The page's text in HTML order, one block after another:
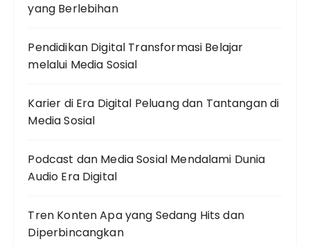
yang Berlebihan
Pendidikan Digital Transformasi Belajar
melalui Media Sosial
Karier di Era Digital Peluang dan Tantangan di
Media Sosial
Podcast dan Media Sosial Mendalami Dunia
Audio Era Digital
Tren Konten Apa yang Sedang Hits dan
Diperbincangkan